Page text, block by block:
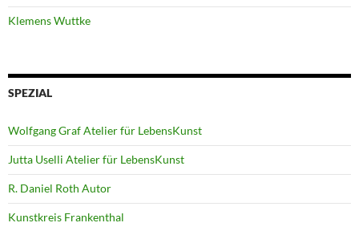
Klemens Wuttke
SPEZIAL
Wolfgang Graf Atelier für LebensKunst
Jutta Uselli Atelier für LebensKunst
R. Daniel Roth Autor
Kunstkreis Frankenthal